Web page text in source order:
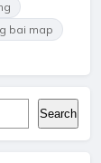
bai map
Search